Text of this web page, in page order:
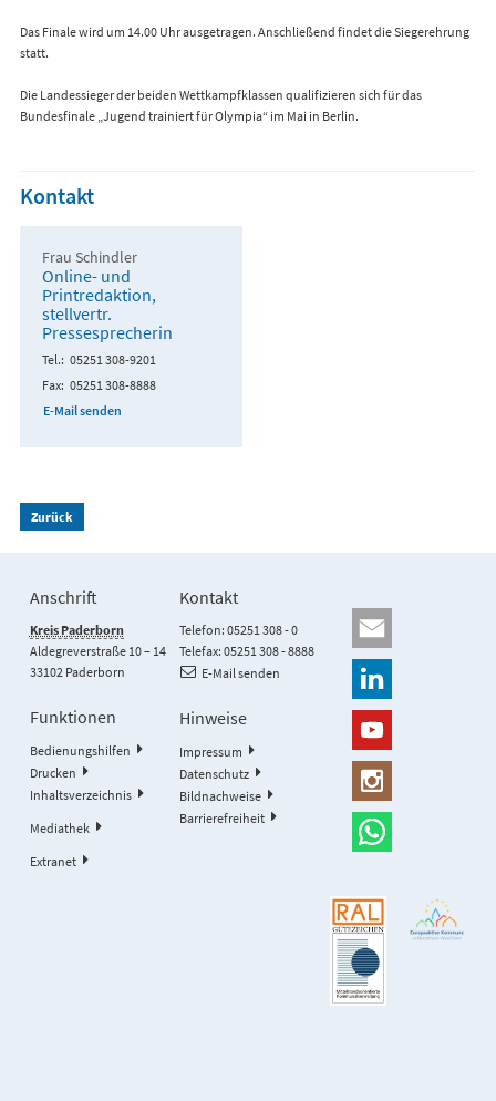
Das Finale wird um 14.00 Uhr ausgetragen. Anschließend findet die Siegerehrung
statt.
Die Landessieger der beiden Wettkampfklassen qualifizieren sich für das
Bundesfinale „Jugend trainiert für Olympia“ im Mai in Berlin.
Kontakt
Frau Schindler
Online- und
Printredaktion,
stellvertr.
Pressesprecherin
Tel. 05251 308-9201
Fax 05251 308-8888
E-Mail senden
Zurück
Anschrift
Kreis Paderborn
Aldegreverstraße 10 – 14
33102 Paderborn
Kontakt
Telefon: 05251 308 - 0
Telefax: 05251 308 - 8888
E-Mail senden
Funktionen
Bedienungshilfen
Drucken
Inhaltsverzeichnis
Mediathek
Extranet
Hinweise
Impressum
Datenschutz
Bildnachweise
Barrierefreiheit